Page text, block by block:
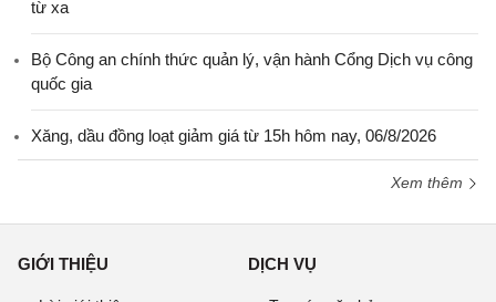
từ xa
Bộ Công an chính thức quản lý, vận hành Cổng Dịch vụ công
quốc gia
Xăng, dầu đồng loạt giảm giá từ 15h hôm nay, 06/8/2026
Xem thêm
GIỚI THIỆU DỊCH VỤ